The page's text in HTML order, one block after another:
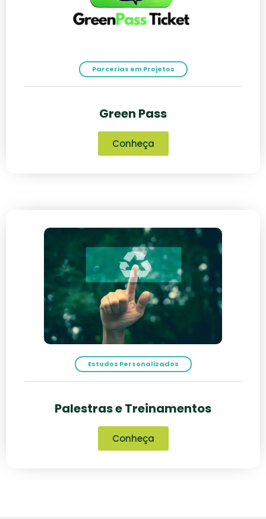
Parcerias em Projetos
Green Pass
Conheça
Estudos Personalizados
Palestras e Treinamentos
Conheça